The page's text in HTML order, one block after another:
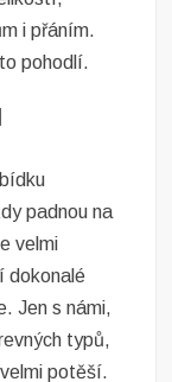
i přáním.
pohodlí.
padnou na
velmi
dokonalé
Jen s námi,
typů,
potěší.